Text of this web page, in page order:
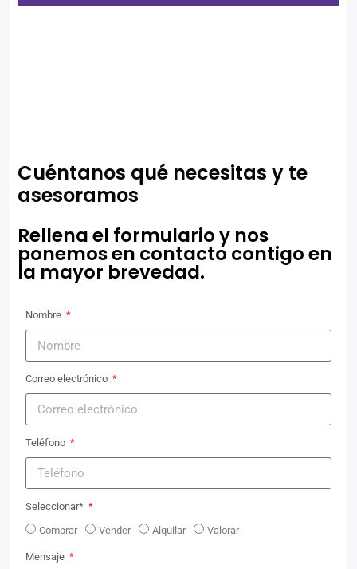
Cuéntanos qué necesitas y te
asesoramos
Rellena el formulario y nos
ponemos en contacto contigo en
la mayor brevedad.
Nombre
Correo electrónico
Teléfono
Seleccionar*
Comprar
Vender Alquilar Valorar
Mensaje